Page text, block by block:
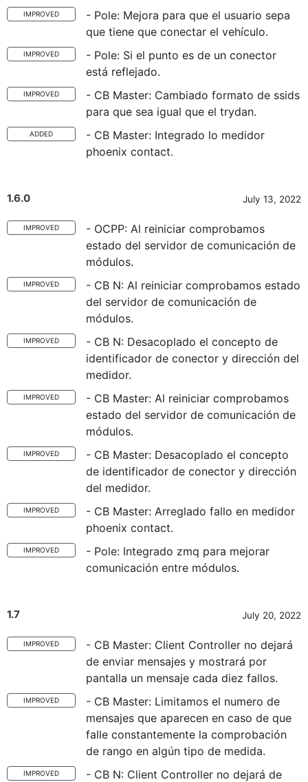
IMPROVED
- Pole: Mejora para que el usuario sepa
que tiene que conectar el vehículo.
IMPROVED
- Pole: Si el punto es de un conector
está reflejado.
IMPROVED
- CB Master: Cambiado formato de ssids
para que sea igual que el trydan.
ADDED
- CB Master: Integrado lo medidor
phoenix contact.
1.6.0 July 13, 2022
IMPROVED
- OCPP: Al reiniciar comprobamos
estado del servidor de comunicación de
módulos.
IMPROVED
- CB N: Al reiniciar comprobamos estado
del servidor de comunicación de
módulos.
IMPROVED
- CB N: Desacoplado el concepto de
identificador de conector y dirección del
medidor.
IMPROVED
- CB Master: Al reiniciar comprobamos
estado del servidor de comunicación de
módulos.
IMPROVED
- CB Master: Desacoplado el concepto
de identificador de conector y dirección
del medidor.
IMPROVED
- CB Master: Arreglado fallo en medidor
phoenix contact.
IMPROVED
- Pole: Integrado zmq para mejorar
comunicación entre módulos.
1.7 July 20, 2022
IMPROVED
- CB Master: Client Controller no dejará
de enviar mensajes y mostrará por
pantalla un mensaje cada diez fallos.
IMPROVED
- CB Master: Limitamos el numero de
mensajes que aparecen en caso de que
falle constantemente la comprobación
de rango en algún tipo de medida.
IMPROVED
- CB N: Client Controller no dejará de